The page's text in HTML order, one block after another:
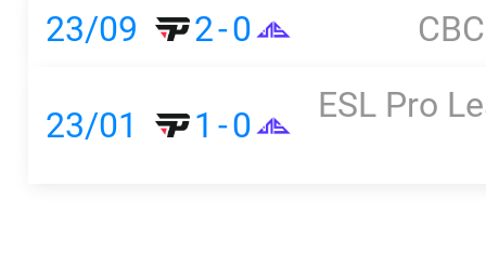
23/09 2-0
23/01 1 -0 ESL Pro